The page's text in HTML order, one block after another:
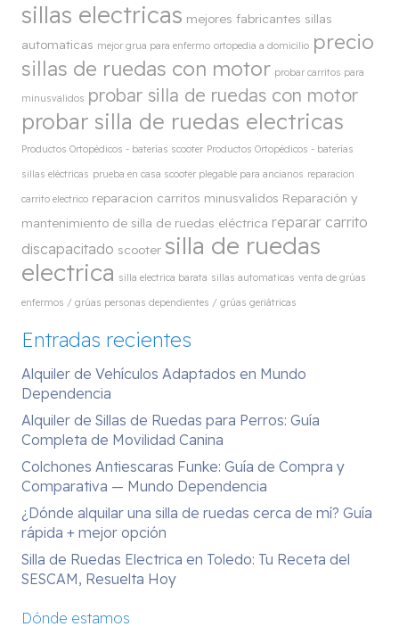
sillas electricas mejores fabricantes sillas
automaticas mejor grua para enfermo ortopedia a domicilio precio
sillas de ruedas con motor probar carritos para
minusvalidos probar silla de ruedas con motor
probar silla de ruedas electricas
Productos Ortopédicos - baterías scooter Productos Ortopédicos - baterías
sillas eléctricas prueba en casa scooter plegable para ancianos reparacion
carrito electrico reparacion carritos minusvalidos Reparación y
mantenimiento de silla de ruedas eléctrica reparar carrito
discapacitado scooter silla de ruedas
electrica silla electrica barata sillas automaticas venta de grúas
enfermos / grúas personas dependientes / grúas geriátricas
Entradas recientes
Alquiler de Vehículos Adaptados en Mundo
Dependencia
Alquiler de Sillas de Ruedas para Perros: Guía
Completa de Movilidad Canina
Colchones Antiescaras Funke: Guía de Compra y
Comparativa — Mundo Dependencia
¿Dónde alquilar una silla de ruedas cerca de mí? Guía
rápida + mejor opción
Silla de Ruedas Electrica en Toledo: Tu Receta del
SESCAM, Resuelta Hoy
Dónde estamos